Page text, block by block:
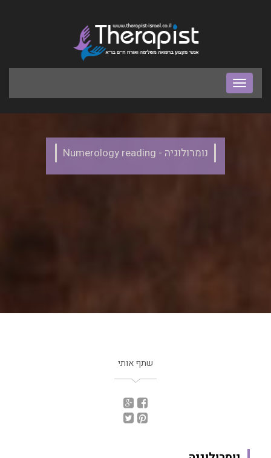
בר
ניווט
נומרולוגיה - Numerology reading
שתף אותי